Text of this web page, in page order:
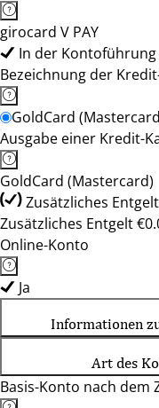
girocard V PAY
In der
Bezeichnung der
GoldCard
Ausgabe einer Kredit-
GoldCard (Mastercard)
Zusätzliches
Zusätzliches Entgelt
Online-Konto
Ja
Informationen
Art des
Basis-Konto nach dem